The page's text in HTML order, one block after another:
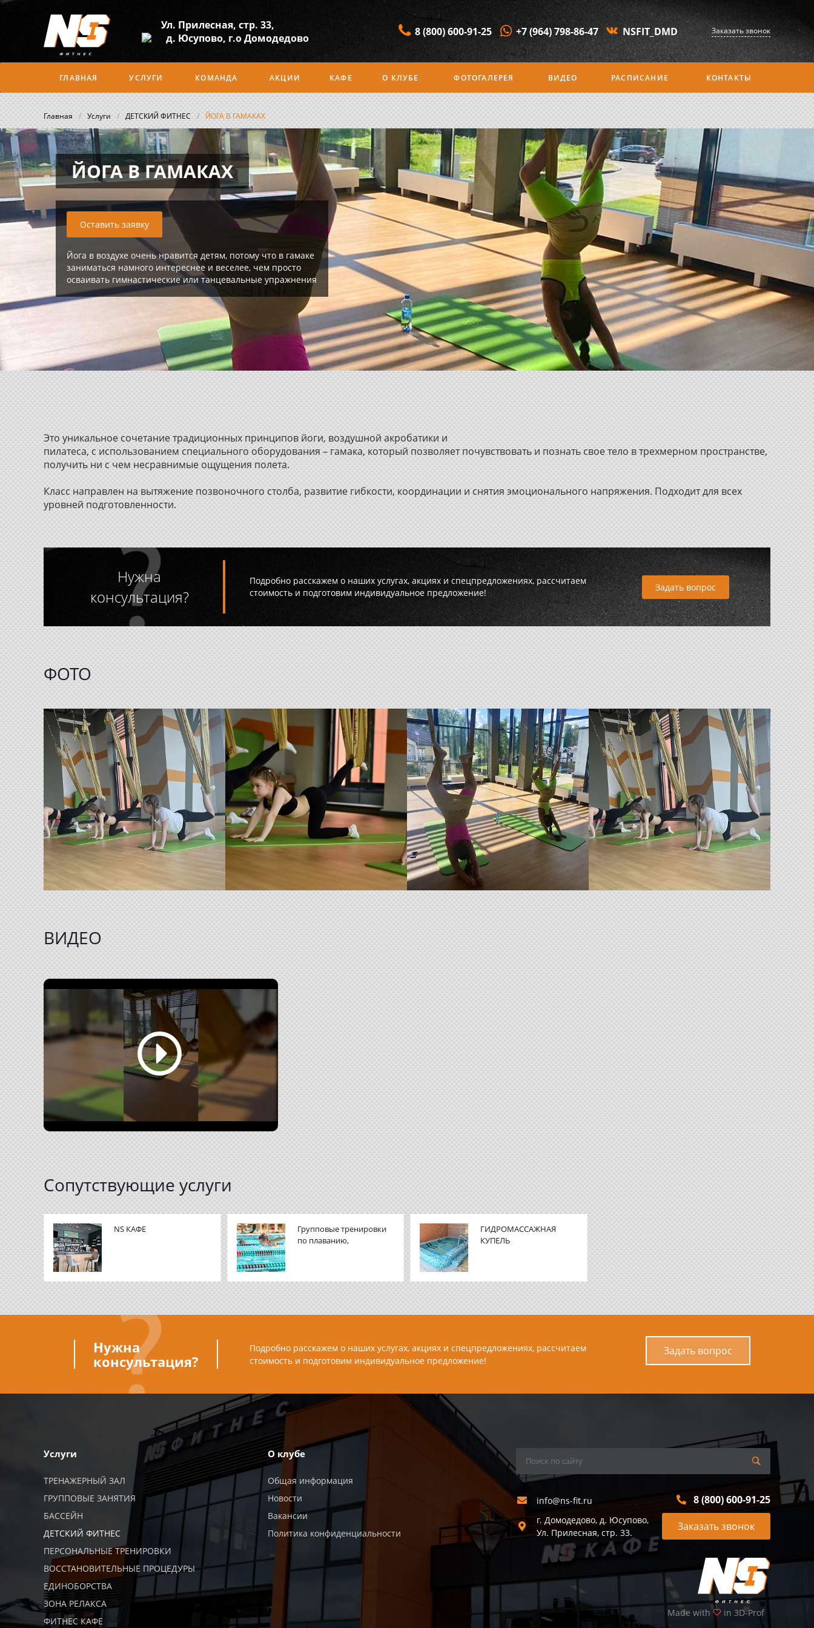
Ул. Прилесная, стр. 33,
д. Юсупово, г.о Домодедово
8 (800) 600-91-25 +7 (964) 798-86-47 NSFIT_DMD Заказать звонок
ГЛАВНАЯ УСЛУГИ КОМАНДА АКЦИИ КАФЕ О КЛУБЕ ФОТОГАЛЕРЕЯ ВИДЕО РАСПИСАНИЕ КОНТАКТЫ
Главная / Услуги / ДЕТСКИЙ ФИТНЕС / ЙОГА В ГАМАКАХ
ЙОГА В ГАМАКАХ
Оставить заявку
Йога в воздухе очень нравится детям, потому что в гамаке
заниматься намного интереснее и веселее, чем просто
осваивать гимнастические или танцевальные упражнения
Это уникальное сочетание традиционных принципов йоги, воздушной акробатики и
пилатеса, с использованием специального оборудования – гамака, который позволяет почувствовать и познать свое тело в трехмерном пространстве,
получить ни с чем несравнимые ощущения полета.
Класс направлен на вытяжение позвоночного столба, развитие гибкости, координации и снятия эмоционального напряжения. Подходит для всех
уровней подготовленности.
Нужна
консультация?
Подробно расскажем о наших услугах, акциях и спецпредложениях, рассчитаем
стоимость и подготовим индивидуальное предложение!
Задать вопрос
ФОТО
ВИДЕО
Сопутствующие услуги
NS КАФЕ
Групповые тренировки
по плаванию,
ГИДРОМАССАЖНАЯ
КУПЕЛЬ
Нужна
консультация?
Подробно расскажем о наших услугах, акциях и спецпредложениях, рассчитаем
стоимость и подготовим индивидуальное предложение!
Задать вопрос
Услуги
ТРЕНАЖЕРНЫЙ ЗАЛ
ГРУППОВЫЕ ЗАНЯТИЯ
БАССЕЙН
ДЕТСКИЙ ФИТНЕС
ПЕРСОНАЛЬНЫЕ ТРЕНИРОВКИ
ВОССТАНОВИТЕЛЬНЫЕ ПРОЦЕДУРЫ
ЕДИНОБОРСТВА
ЗОНА РЕЛАКСА
ФИТНЕС КАФЕ
О клубе
Общая информация
Новости
Вакансии
Политика конфиденциальности
info@ns-fit.ru 8 (800) 600-91-25
г. Домодедово, д. Юсупово,
Ул. Прилесная, стр. 33.
Заказать звонок
Made with in 3D-Prof